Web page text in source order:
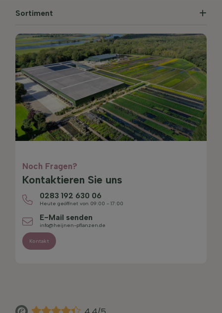
Sortiment
Noch Fragen?
Kontaktieren Sie uns
0283 192 630 06
Heute geöffnet von 09:00 - 17:00
E-Mail senden
info@heijnen-pflanzen.de
Kontakt